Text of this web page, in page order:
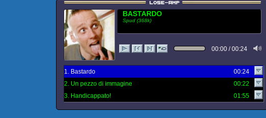
BASTARDO
Spud (368k)
00:00 / 00:24
1. Bastardo
00:24
2. Un pezzo di immagine
00:22
3. Handicappato!
01:55